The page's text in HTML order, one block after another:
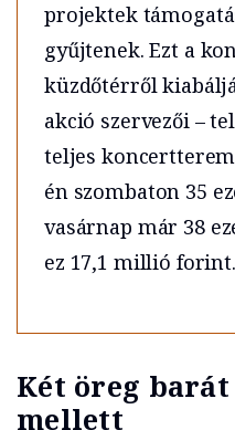
projektek
gyűjtenek. Ezt a
küzdőtérről
akció szervezői –
teljes
én szombaton 35
vasárnap már 38
ez 17,1 millió forint.
Két öreg
mellett